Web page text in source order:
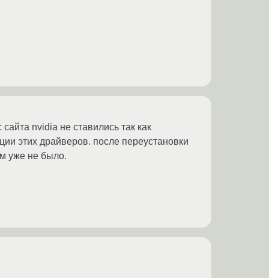
nvidia не ставились так как
этих драйверов. после переустановки
уже не было.